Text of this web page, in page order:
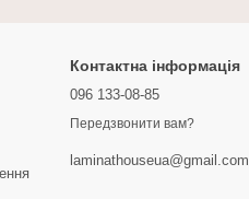
Контактна інформація
096 133-08-85
Передзвонити вам?
laminathouseua@gmail.com